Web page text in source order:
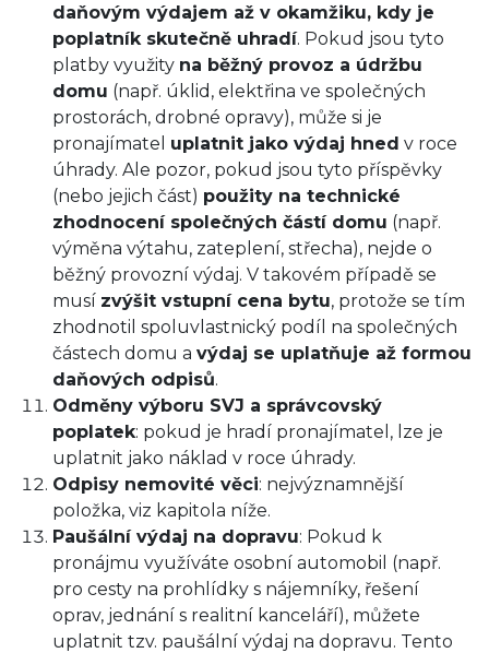
daňovým výdajem až v okamžiku, kdy je
poplatník skutečně uhradí. Pokud jsou tyto
platby využity na běžný provoz a údržbu
domu (např. úklid, elektřina ve společných
prostorách, drobné opravy), může si je
pronajímatel uplatnit jako výdaj hned v roce
úhrady. Ale pozor, pokud jsou tyto příspěvky
(nebo jejich část) použity na technické
zhodnocení společných částí domu (např.
výměna výtahu, zateplení, střecha), nejde o
běžný provozní výdaj. V takovém případě se
musí zvýšit vstupní cena bytu, protože se tím
zhodnotil spoluvlastnický podíl na společných
částech domu a výdaj se uplatňuje až formou
daňových odpisů.
Odměny výboru SVJ a správcovský
poplatek: pokud je hradí pronajímatel, lze je
uplatnit jako náklad v roce úhrady.
Odpisy nemovité věci: nejvýznamnější
položka, viz kapitola níže.
Paušální výdaj na dopravu: Pokud k
pronájmu využíváte osobní automobil (např.
pro cesty na prohlídky s nájemníky, řešení
oprav, jednání s realitní kanceláří), můžete
uplatnit tzv. paušální výdaj na dopravu. Tento